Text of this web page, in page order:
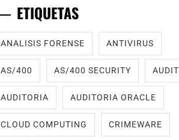
ETIQUETAS
ANALISIS FORENSE ANTIVIRUS
AS/400 AS/400 SECURITY AUDIT
AUDITORIA AUDITORIA ORACLE
CLOUD COMPUTING CRIMEWARE